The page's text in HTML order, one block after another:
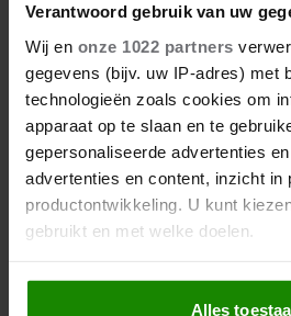
Verantwoord gebruik van uw
Wij en onze 1022 partners
gegevens (bijv. uw IP-adres) met
technologieën zoals cookies om
apparaat op te slaan en te
gepersonaliseerde advertenties
advertenties en content, inzicht in
productontwikkeling. U kunt
gebruikt en met welke doelen.
Als u het toestaat, willen we ook
Alles